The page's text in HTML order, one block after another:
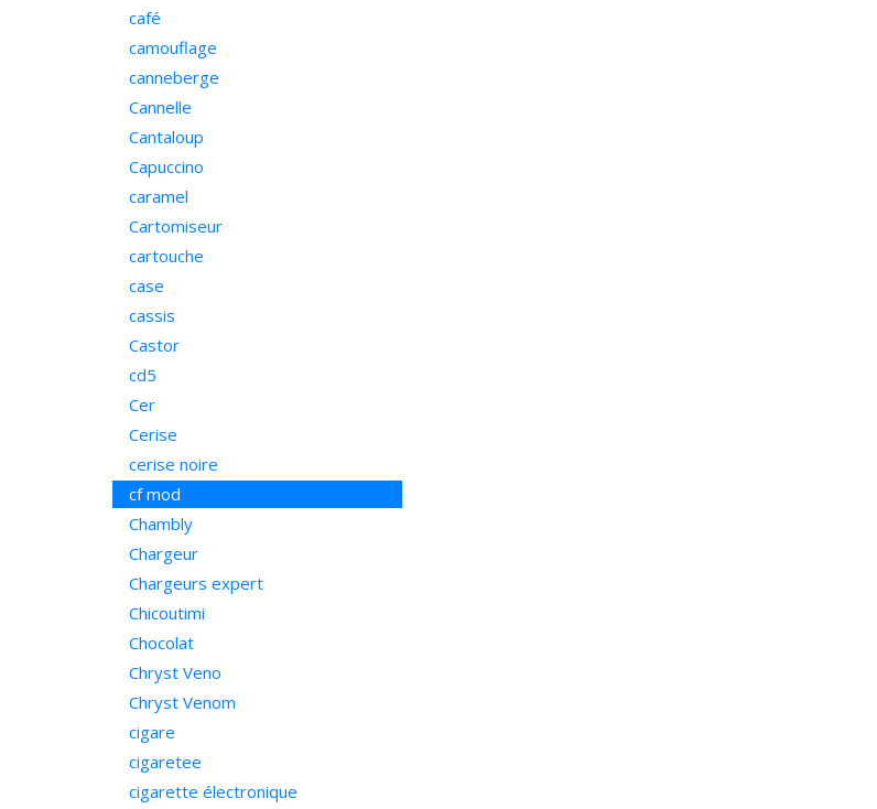
café
camouflage
canneberge
Cannelle
Cantaloup
Capuccino
caramel
Cartomiseur
cartouche
case
cassis
Castor
cd5
Cer
Cerise
cerise noire
cf mod
Chambly
Chargeur
Chargeurs expert
Chicoutimi
Chocolat
Chryst Veno
Chryst Venom
cigare
cigaretee
cigarette électronique